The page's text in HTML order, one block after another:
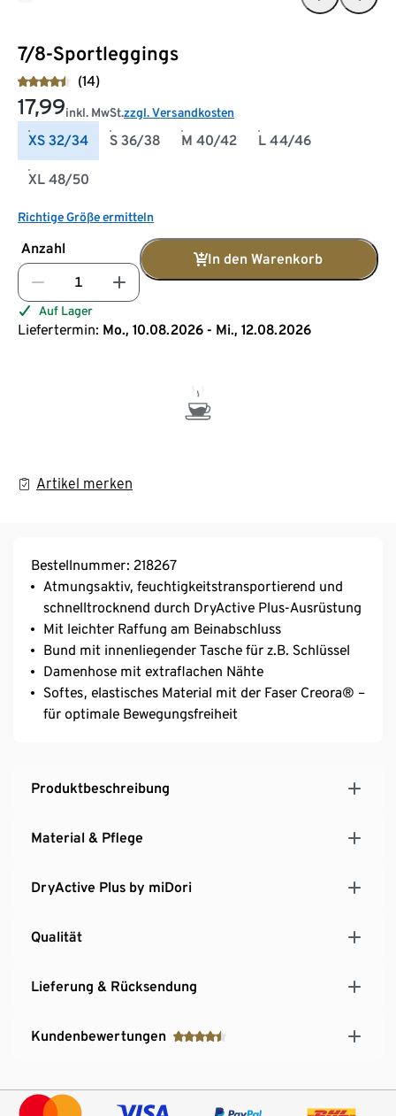
7/8-Sportleggings
(14)
17,99inkl. MwSt.zzgl. Versandkosten
XS 32/34 S 36/38 M 40/42 L 44/46
XL 48/50
Richtige Größe ermitteln
Anzahl
In den Warenkorb
Auf Lager
Liefertermin: Mo., 10.08.2026 - Mi., 12.08.2026
Artikel merken
Bestellnummer: 218267
Atmungsaktiv, feuchtigkeitstransportierend und
schnelltrocknend durch DryActive Plus-Ausrüstung
Mit leichter Raffung am Beinabschluss
Bund mit innenliegender Tasche für z.B. Schlüssel
Damenhose mit extraflachen Nähte
Softes, elastisches Material mit der Faser Creora® –
für optimale Bewegungsfreiheit
Produktbeschreibung
Material & Pflege
DryActive Plus by miDori
Qualität
Lieferung & Rücksendung
Kundenbewertungen